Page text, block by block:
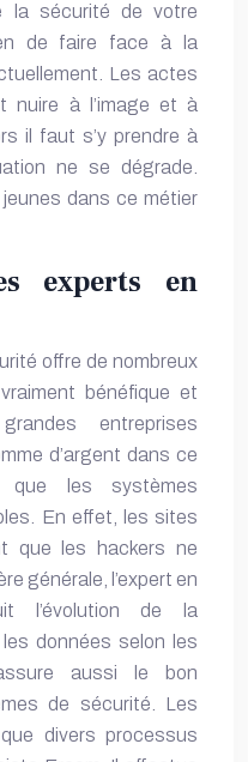
la sécurité de votre
de faire face à la
Les actes
nuire à l’image et à
il faut s’y prendre à
ne se dégrade.
dans ce métier
experts en
offre de nombreux
bénéfique et
entreprises
d’argent dans ce
que les systèmes
En effet, les sites
que les hackers ne
générale, l’expert en
l’évolution de la
données selon les
aussi le bon
de sécurité. Les
divers processus